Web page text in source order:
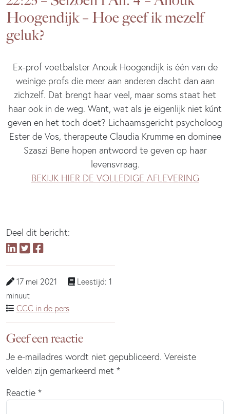
Hoogendijk – Hoe geef ik mezelf
geluk?
Ex-prof voetbalster Anouk Hoogendijk is één van de
weinige profs die meer aan anderen dacht dan aan
zichzelf. Dat brengt haar veel, maar soms staat het
haar ook in de weg. Want, wat als je eigenlijk niet kúnt
geven en het toch doet? Lichaamsgericht psycholoog
Ester de Vos, therapeute Claudia Krumme en dominee
Szaszi Bene hopen antwoord te geven op haar
levensvraag.
BEKIJK HIER DE VOLLEDIGE AFLEVERING
Deel dit bericht:
17 mei 2021
Leestijd: 1
minuut
CCC in de pers
Geef een reactie
Je e-mailadres wordt niet gepubliceerd. Vereiste
velden zijn gemarkeerd met *
Reactie *